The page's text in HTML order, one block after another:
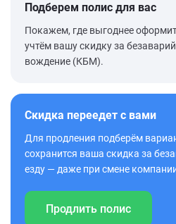
Подберем полис для вас
Покажем, где выгоднее
учтём вашу скидку за
вождение (КБМ).
Скидка переедет с вами
Для продления подберём
сохранится ваша скидка за
езду — даже при смене
Продлить полис